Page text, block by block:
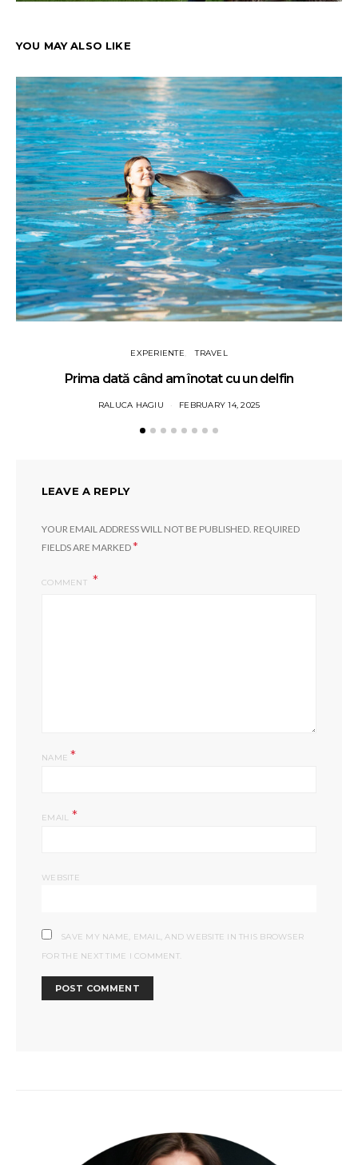
YOU MAY ALSO LIKE
EXPERIENTE TRAVEL
Prima dată când am înotat cu un delfin
RALUCA HAGIU FEBRUARY 14, 2025
LEAVE A REPLY
YOUR EMAIL ADDRESS WILL NOT BE PUBLISHED. REQUIRED
FIELDS ARE MARKED*
COMMENT
NAME*
EMAIL *
WEBSITE
SAVE MY NAME, EMAIL, AND WEBSITE IN THIS BROWSER
FOR THE NEXT TIME I COMMENT.